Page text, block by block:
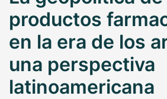
productos
en la era de los
una perspectiva
latinoamericana